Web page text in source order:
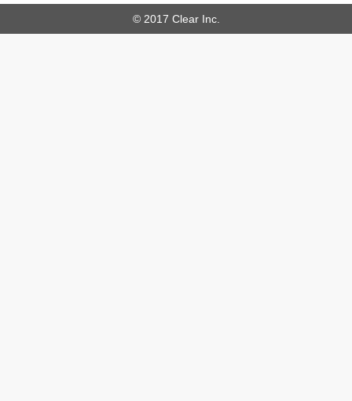
© 2017 Clear Inc.